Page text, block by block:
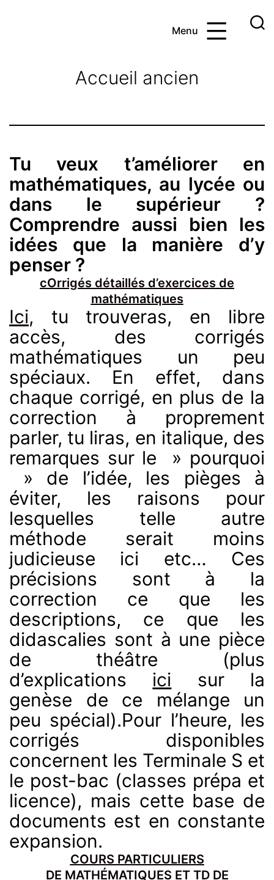
Menu
Accueil ancien
Tu veux t’améliorer en
mathématiques, au lycée ou
dans le supérieur ?
Comprendre aussi bien les
idées que la manière d’y
penser ?
cOrrigés détaillés d’exercices de
mathématiques
Ici, tu trouveras, en libre
accès, des corrigés
mathématiques un peu
spéciaux. En effet, dans
chaque corrigé, en plus de la
correction à proprement
parler, tu liras, en italique, des
remarques sur le » pourquoi
» de l’idée, les pièges à
éviter, les raisons pour
lesquelles telle autre
méthode serait moins
judicieuse ici etc… Ces
précisions sont à la
correction ce que les
descriptions, ce que les
didascalies sont à une pièce
de théâtre (plus
d’explications ici sur la
genèse de ce mélange un
peu spécial).Pour l’heure, les
corrigés disponibles
concernent les Terminale S et
le post-bac (classes prépa et
licence), mais cette base de
documents est en constante
expansion.
COURS PARTICULIERS
DE MATHÉMATIQUES ET TD DE